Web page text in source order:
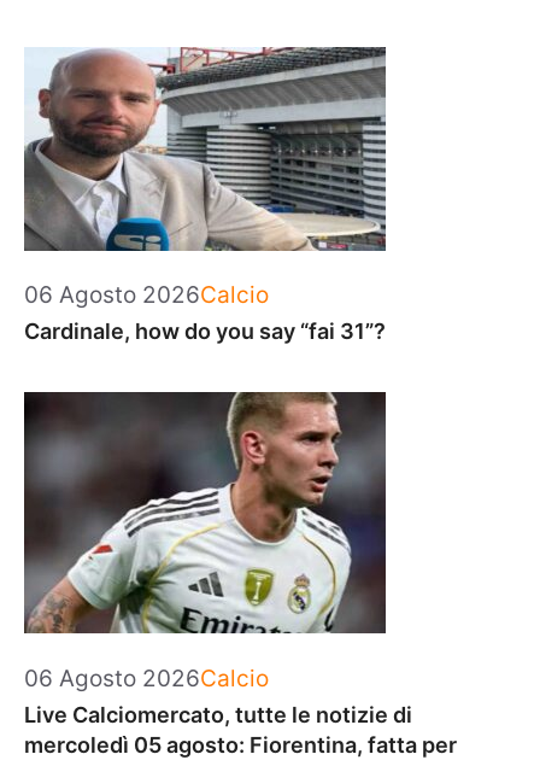
06 Agosto 2026Categorie
Calcio
Cardinale, how do you say “fai 31”?
06 Agosto 2026Categorie
Calcio
Live Calciomercato, tutte le notizie di
mercoledì 05 agosto: Fiorentina, fatta per